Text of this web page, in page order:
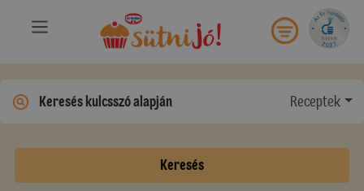
Receptek
Keresés